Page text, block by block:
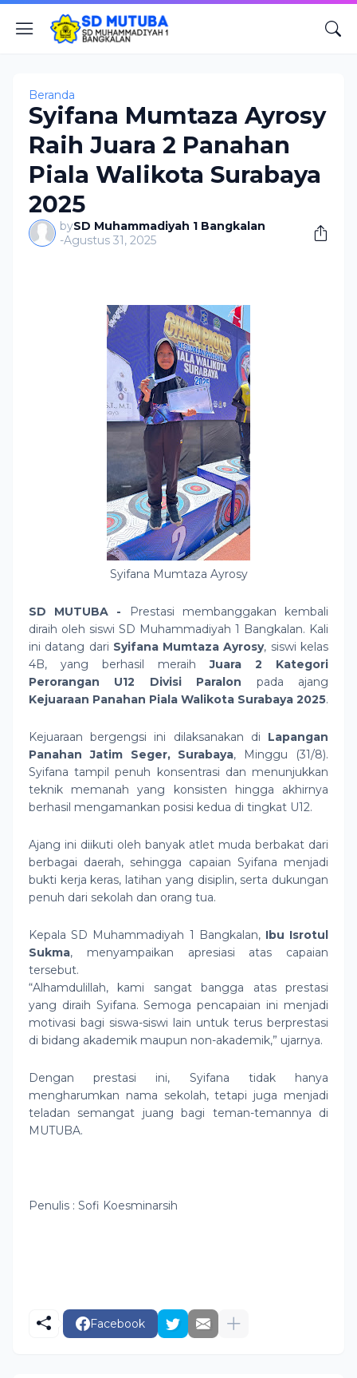
Beranda
Syifana Mumtaza Ayrosy
Raih Juara 2 Panahan
Piala Walikota Surabaya
2025
bySD Muhammadiyah 1 Bangkalan
-Agustus 31, 2025
Syifana Mumtaza Ayrosy
SD MUTUBA -
Prestasi membanggakan kembali
diraih oleh siswi SD Muhammadiyah 1 Bangkalan. Kali
ini datang dari Syifana Mumtaza Ayrosy, siswi kelas
4B, yang berhasil meraihJuara 2 Kategori
Perorangan U12 Divisi Paralon pada ajang
Kejuaraan Panahan Piala Walikota Surabaya 2025.
Kejuaraan bergengsi ini dilaksanakan di Lapangan
Panahan Jatim Seger, Surabaya, Minggu (31/8).
Syifana tampil penuh konsentrasi dan menunjukkan
teknik memanah yang konsisten hingga akhirnya
berhasil mengamankan posisi kedua di tingkat U12.
Ajang ini diikuti oleh banyak atlet muda berbakat dari
berbagai daerah, sehingga capaian Syifana menjadi
bukti kerja keras, latihan yang disiplin, serta dukungan
penuh dari sekolah dan orang tua.
Kepala SD Muhammadiyah 1 Bangkalan, Ibu Isrotul
Sukma, menyampaikan apresiasi atas capaian
tersebut.
“Alhamdulillah, kami sangat bangga atas prestasi
yang diraih Syifana. Semoga pencapaian ini menjadi
motivasi bagi siswa-siswi lain untuk terus berprestasi
di bidang akademik maupun non-akademik,” ujarnya.
Dengan prestasi ini, Syifana tidak hanya
mengharumkan nama sekolah, tetapi juga menjadi
teladan semangat juang bagi teman-temannya di
MUTUBA.
Penulis : Sofi Koesminarsih
Facebook